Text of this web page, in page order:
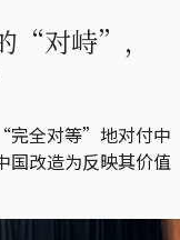
“对峙”，
全对等”地对付中
改造为反映其价值